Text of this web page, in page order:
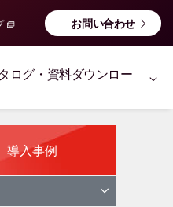
お問い合わせ
ログ・資料ダウンロー
導入事例